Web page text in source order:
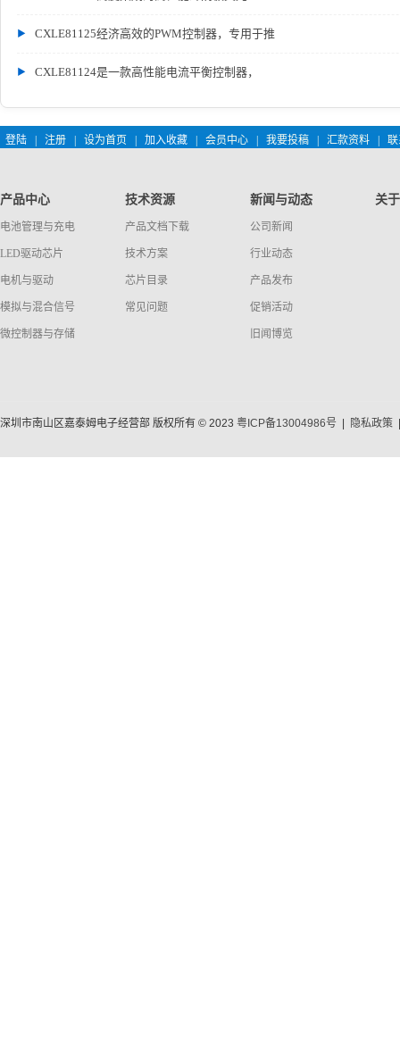
CXLE81125经济高效的PWM控制器，专用于推
CXLE81124是一款高性能电流平衡控制器，
登陆 注册 设为首页 加入收藏 会员中心 我要投稿 汇款资料
产品中心
电池管理与充电
LED驱动芯片
电机与驱动
模拟与混合信号
微控制器与存储
技术资源
产品文档下载
技术方案
芯片目录
常见问题
新闻与动态
公司新闻
行业动态
产品发布
促销活动
旧闻博览
关
深圳市南山区嘉泰姆电子经营部 版权所有 © 2023 粤ICP备13004986号 隐私政策